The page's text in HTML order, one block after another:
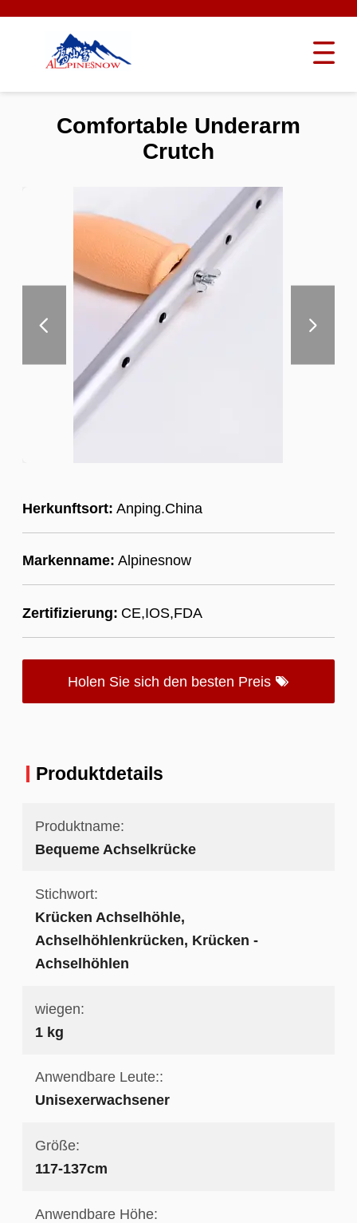
Herkunftsort: Anping.China
Markenname: Alpinesnow
Zertifizierung: CE,IOS,FDA
Holen Sie sich den besten Preis
Comfortable Underarm
Crutch
Produktdetails
Produktname:
Bequeme Achselkrücke
Stichwort:
Krücken Achselhöhle,
Achselhöhlenkrücken, Krücken -
Achselhöhlen
wiegen:
1 kg
Anwendbare Leute::
Unisexerwachsener
Größe:
117-137cm
Anwendbare Höhe: